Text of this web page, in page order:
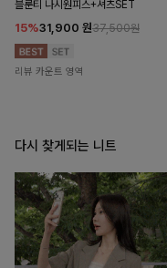
블룬티 나시원피스+셔츠SET
15%31,900 원37,500원
리뷰 카운트 영역
다시 찾게되는 니트